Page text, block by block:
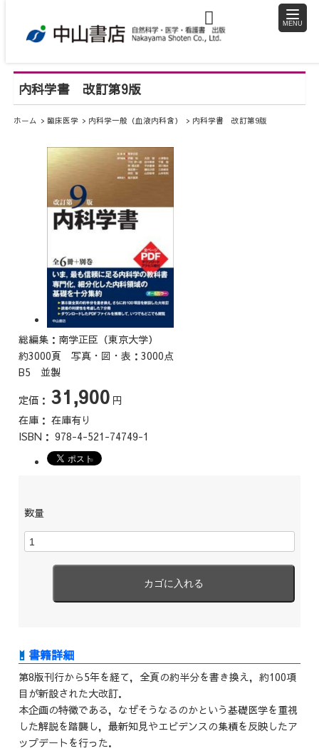
toggle
内科学書 改訂第9版
ホーム 臨床医学 内科学一般（血液内科含） 内科学書 改訂第9版
総編集：南学正臣（東京大学）
約3000頁 写真・図・表：3000点
B5 並製
定価： 31,900 円
在庫： 在庫有り
ISBN： 978-4-521-74749-1
数量
第8版刊行から5年を経て，全頁の約半分を書き換え，約100項
目が新設された大改訂．
本企画の特徴である，なぜそうなるのかという基礎医学を重視
した解説を踏襲し，最新知見やエビデンスの集積を反映したア
ップデートを行った．